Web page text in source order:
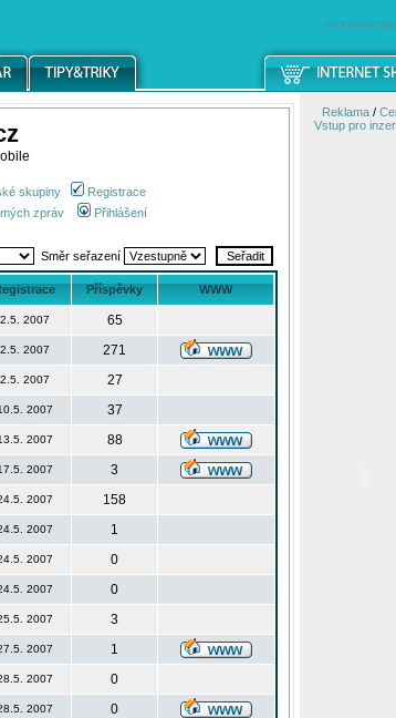
skupiny
Registrace
zpráv Přihlášení
Směr seřazení
Příspěvky WWW
2.5. 2007
65
2.5. 2007
271
2.5. 2007
27
2007
37
2007
88
2007
3
2007
158
2007
1
2007
0
2007
0
2007
3
2007
1
2007
0
2007
0
Reklama/
Vstup pro